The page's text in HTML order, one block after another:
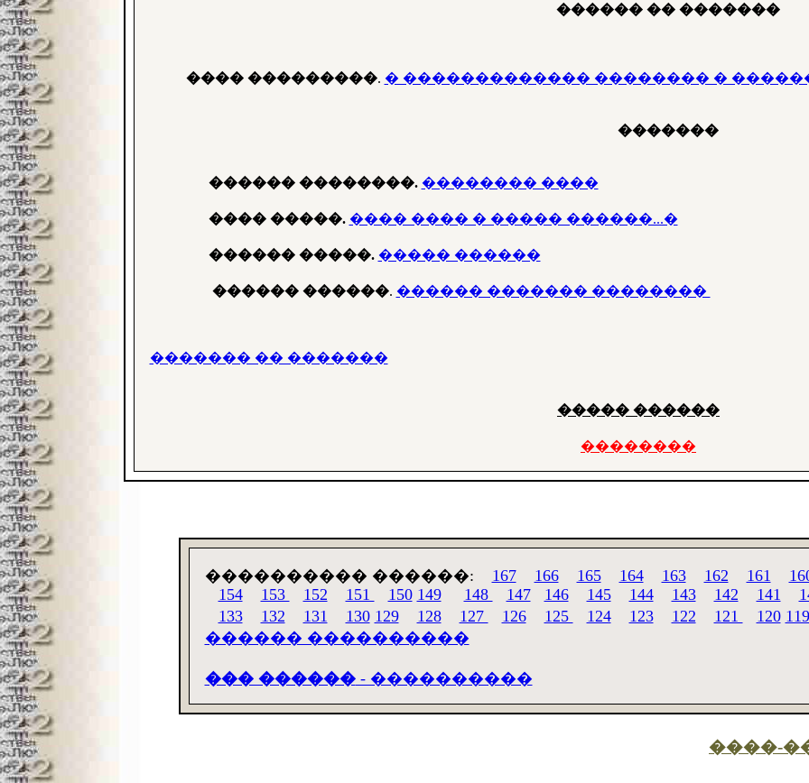
������ �� �������
���� ���������. � ������������� �������� �
�������
������ ��������. �������� ����
���� �����. ���� ���� � ����� ������...�
������ �����. ����� ������
������ ������. ������ ������� ��������
������� �� �������
����� ������
��������
���������� ������: 167 166 165 164 163 162 161
154
153 152 151 150 149 148 147 146 145 144 143 142 141
133
132 131 130 129 128 127 126 125 124 123 122 121 120 119
������ ����������
��� ������- ����������
����-